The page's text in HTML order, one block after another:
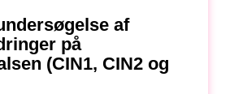
af
på
(CIN1, CIN2 og